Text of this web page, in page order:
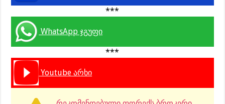
***
WhatsApp ჯგუფი
***
Youtube არხი